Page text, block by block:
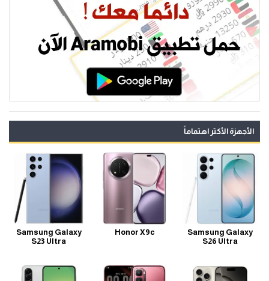
الأجهزة الأكثر اهتماماً
Samsung Galaxy
S26 Ultra
Honor X9c
Samsung Galaxy
S23 Ultra